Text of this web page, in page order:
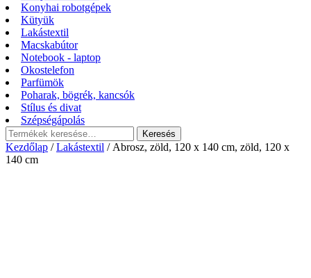
Konyhai robotgépek
Kütyük
Lakástextil
Macskabútor
Notebook - laptop
Okostelefon
Parfümök
Poharak, bögrék, kancsók
Stílus és divat
Szépségápolás
Keresés
a
következőre:
Keresés
Kezdőlap /Lakástextil / Abrosz, zöld, 120 x 140 cm, zöld, 120 x
140 cm